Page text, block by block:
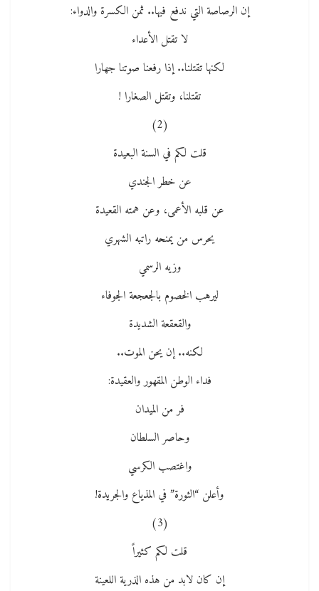
إن الرصاصة التي ندفع فيها.. ثمن الكسرة والدواء:
لا تقتل الأعداء
لكنها تقتلنا.. إذا رفعنا صوتنا جهارا
تقتلنا، وتقتل الصغارا !
(2)
قلت لكم في السنة البعيدة
عن خطر الجندي
عن قلبه الأعمى، وعن همته القعيدة
يحرس من يمنحه راتبه الشهري
وزيه الرسمي
ليرهب الخصوم بالجعجعة الجوفاء
والقعقعة الشديدة
لكنه.. إن يحن الموت..
فداء الوطن المقهور والعقيدة:
فر من الميدان
وحاصر السلطان
واغتصب الكرسي
وأعلن “الثورة” في المذياع والجريدة!
(3)
قلت لكم كثيراً
إن كان لابد من هذه الذرية اللعينة